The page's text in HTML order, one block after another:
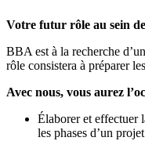
Votre futur rôle au sein
BBA est à la recherche
rôle consistera à préparer
Avec nous, vous aurez
Élaborer et effectuer
les phases d’un